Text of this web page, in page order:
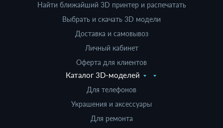
Найти ближайший 3D принтер и распечатать
Выбрать и скачать 3D модели
Доставка и самовывоз
Личный кабинет
Оферта для клиентов
Каталог 3D-моделей
Для телефонов
Украшения и аксессуары
Для ремонта